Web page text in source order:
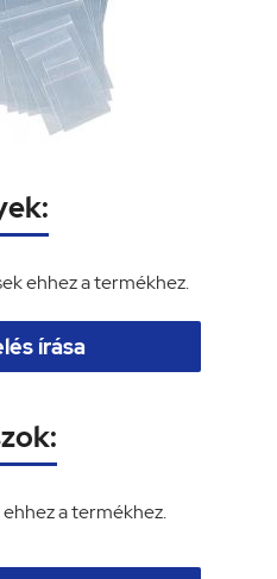
ehhez a termékhez.
írása
a termékhez.